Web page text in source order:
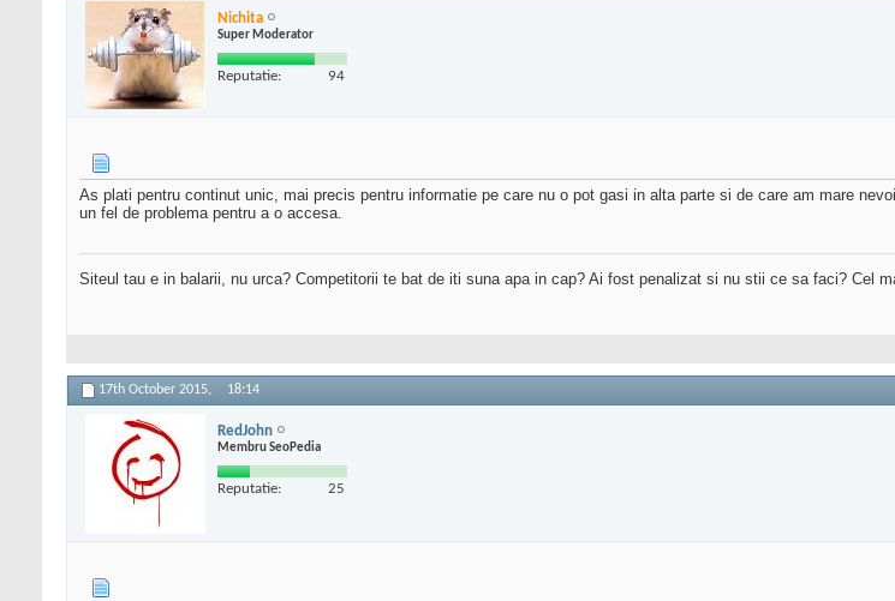
Nichita
Super Moderator
Reputatie: 94
As plati pentru continut unic, mai precis pentru informatie pe care nu o pot gasi in alta parte si de care am mare
un fel de problema pentru a o accesa.
Siteul tau e in balarii, nu urca? Competitorii te bat de iti suna apa in cap? Ai fost penalizat si nu stii ce sa faci? Cel
17th October 2015, 18:14
RedJohn
Membru SeoPedia
Reputatie: 25